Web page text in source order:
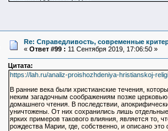
Re: Справедливость, современные
« Ответ #99 : 11 Сентября 2019, 17:06:50 »
Цитата:
https://lah.ru/analiz-proishozhdeniya-hristianskoj-
В ранние века были христианские течения,
неким загадочным соображениям позже
домашнего чтения. В последствии,
уничтожены. От них сохранились лишь
ярких примеров такового влияния, является то,
рождества Марии, где, собственно, и описано это